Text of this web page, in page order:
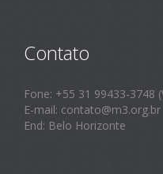
Contato
Fone: +55 31 99433-3748
E-mail: contato@m3.org.br
End: Belo Horizonte